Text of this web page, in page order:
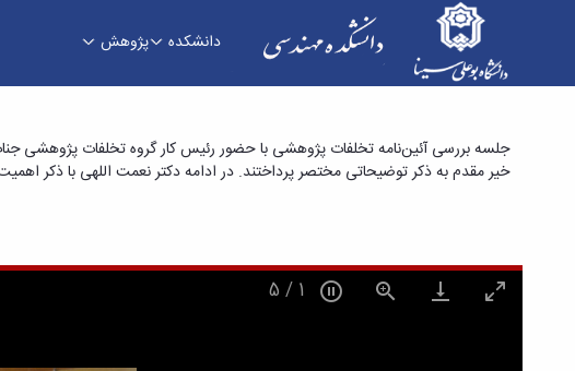
دانشکده پژوهش
جلسه بررسی آئین‌نامه تخلفات پژوهشی - دانشکده فنی و
جلسه بررسی آئین‌نامه تخلفات پژوهشی با حضور رئیس کار گروه تخلفات پژوهشی
خیر مقدم به ذکر توضیحاتی مختصر پرداختند. در ادامه دکتر نعمت اللهی با ذکر
2
/
5